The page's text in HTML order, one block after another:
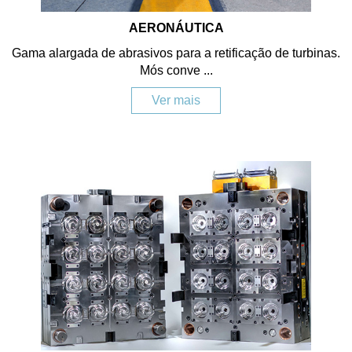
AERONÁUTICA
Gama alargada de abrasivos para a retificação de turbinas.
Mós conve ...
Ver mais